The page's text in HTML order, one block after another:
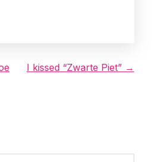
I kissed “Zwarte Piet” →